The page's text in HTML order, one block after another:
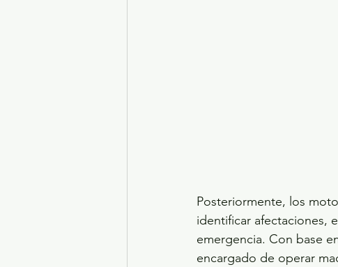
Posteriormente, los
identificar afectaciones,
emergencia. Con base
encargado de operar